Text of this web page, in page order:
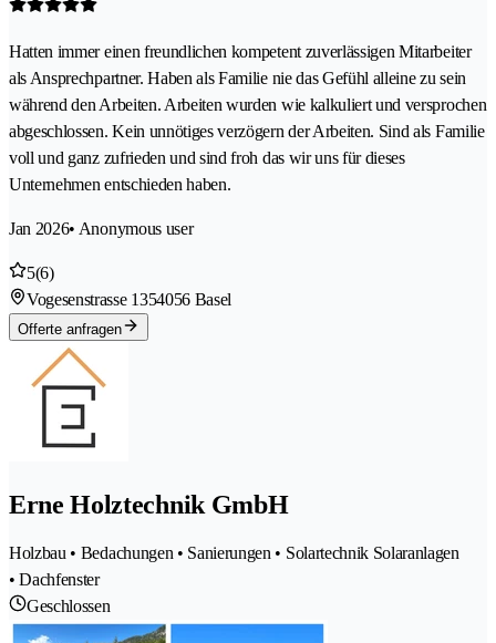
Hatten immer einen freundlichen kompetent zuverlässigen Mitarbeiter
als Ansprechpartner. Haben als Familie nie das Gefühl alleine zu sein
während den Arbeiten. Arbeiten wurden wie kalkuliert und versprochen
abgeschlossen. Kein unnötiges verzögern der Arbeiten. Sind als Familie
voll und ganz zufrieden und sind froh das wir uns für dieses
Unternehmen entschieden haben.
Jan 2026• Anonymous user
5(6)
Vogesenstrasse 1354056 Basel
Offerte anfragen
Erne Holztechnik GmbH
Holzbau • Bedachungen • Sanierungen • Solartechnik Solaranlagen
• Dachfenster
Geschlossen